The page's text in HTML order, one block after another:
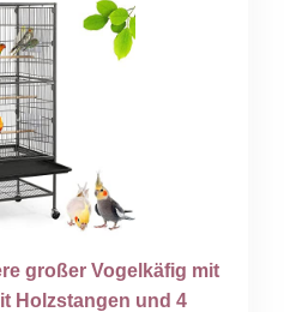
großer Vogelkäfig mit
Holzstangen und 4